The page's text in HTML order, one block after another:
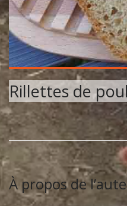
Rillettes de
À propos de